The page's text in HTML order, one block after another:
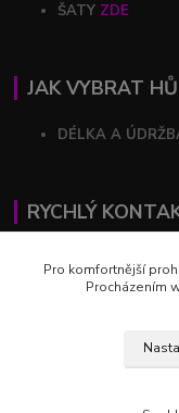
ŠATY ZDE
JAK VYBRAT
DÉLKA A
RYCHLÝ
+420 602 446
Pro komfortnější
Procházením